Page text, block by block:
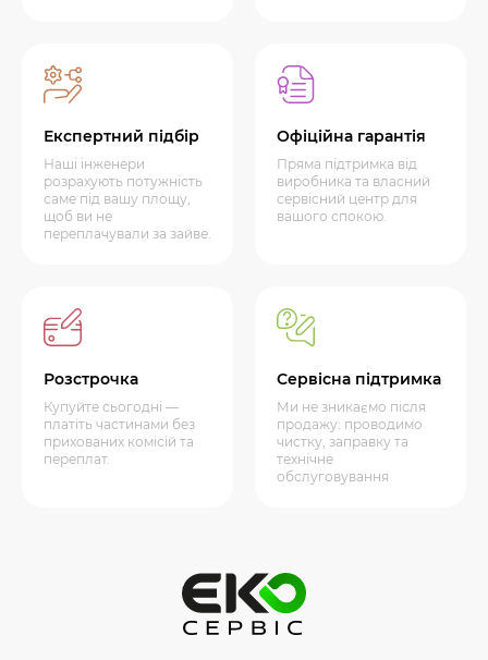
Експертний підбір
Наші інженери
розрахують потужність
саме під вашу площу,
щоб ви не
переплачували за зайве.
Офіційна гарантія
Пряма підтримка від
виробника та власний
сервісний центр для
вашого спокою.
Розстрочка
Купуйте сьогодні —
платіть частинами без
прихованих комісій та
переплат.
Сервісна підтримка
Ми не зникаємо після
продажу: проводимо
чистку, заправку та
технічне
обслуговування